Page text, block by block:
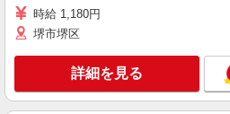
時給 1,180円
堺市堺区
詳細を見る